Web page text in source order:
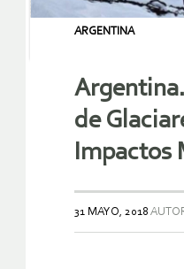
ARGENTINA
de
Impactos
31 MAYO, 2018